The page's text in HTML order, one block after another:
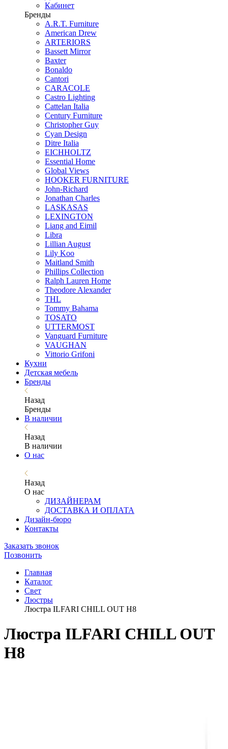
Кабинет
Бренды
A.R.T. Furniture
American Drew
ARTERIORS
Bassett Mirror
Baxter
Bonaldo
Cantori
CARACOLE
Castro Lighting
Cattelan Italia
Century Furniture
Christopher Guy
Cyan Design
Ditre Italia
EICHHOLTZ
Essential Home
Global Views
HOOKER FURNITURE
John-Richard
Jonathan Charles
LASKASAS
LEXINGTON
Liang and Eimil
Libra
Lillian August
Lily Koo
Maitland Smith
Phillips Collection
Ralph Lauren Home
Theodore Alexander
THL
Tommy Bahama
TOSATO
UTTERMOST
Vanguard Furniture
VAUGHAN
Vittorio Grifoni
Кухни
Детская мебель
Бренды
Назад
Бренды
В наличии
Назад
В наличии
О нас
Назад
О нас
ДИЗАЙНЕРАМ
ДОСТАВКА И ОПЛАТА
Дизайн-бюро
Контакты
Заказать звонок
Позвонить
Главная
Каталог
Свет
Люстры
Люстра ILFARI CHILL OUT H8
Люстра ILFARI CHILL OUT
H8